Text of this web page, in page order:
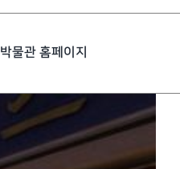
박물관 홈페이지